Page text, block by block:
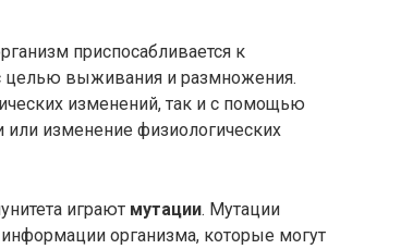
приспосабливается к
выживания и размножения.
изменений, так и с помощью
или изменение физиологических
играют мутации. Мутации
организма, которые могут